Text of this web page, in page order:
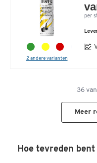
2 andere varianten
per
36 van
Meer
Hoe tevreden